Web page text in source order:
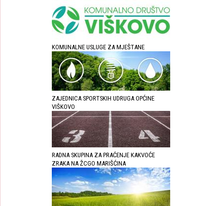
KOMUNALNE USLUGE ZA MJEŠTANE
ZAJEDNICA SPORTSKIH UDRUGA OPĆINE
VIŠKOVO
RADNA SKUPINA ZA PRAĆENJE KAKVOĆE
ZRAKA NA ŽCGO MARIŠĆINA